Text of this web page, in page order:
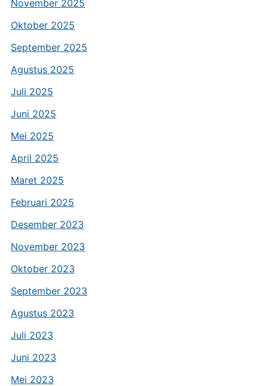
November 2025
Oktober 2025
September 2025
Agustus 2025
Juli 2025
Juni 2025
Mei 2025
April 2025
Maret 2025
Februari 2025
Desember 2023
November 2023
Oktober 2023
September 2023
Agustus 2023
Juli 2023
Juni 2023
Mei 2023